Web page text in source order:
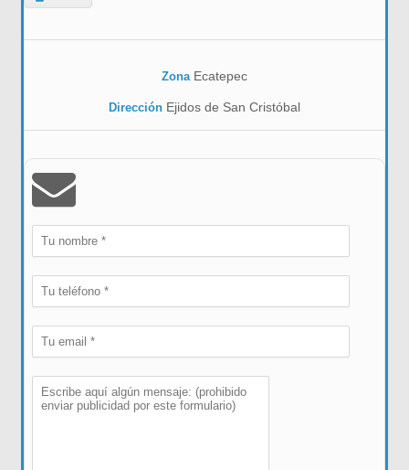
Zona Ecatepec
Dirección Ejidos de San Cristóbal